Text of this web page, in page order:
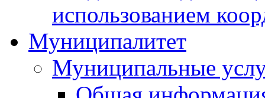
использованием
Муниципалитет
Муниципальные